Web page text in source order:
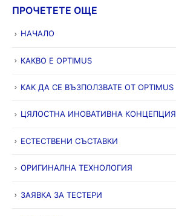
ПРОЧЕТЕТЕ ОЩЕ
НАЧАЛО
КАКВО Е OPTIMUS
КАК ДА СЕ ВЪЗПОЛЗВАТЕ ОТ OPTIMUS
ЦЯЛОСТНА ИНОВАТИВНА КОНЦЕПЦИЯ
ЕСТЕСТВЕНИ СЪСТАВКИ
ОРИГИНАЛНА ТЕХНОЛОГИЯ
ЗАЯВКА ЗА ТЕСТЕРИ